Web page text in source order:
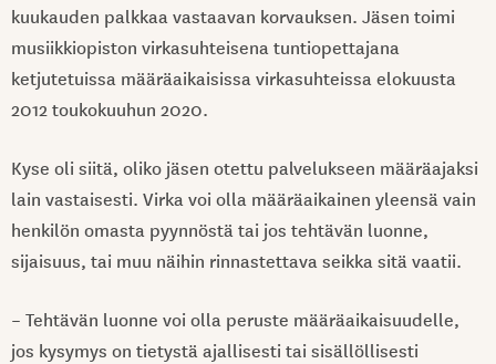
kuukauden palkkaa vastaavan korvauksen. Jäsen toimi
musiikkiopiston virkasuhteisena tuntiopettajana
ketjutetuissa määräaikaisissa virkasuhteissa elokuusta
2012 toukokuuhun 2020.
Kyse oli siitä, oliko jäsen otettu palvelukseen määräajaksi
lain vastaisesti. Virka voi olla määräaikainen yleensä vain
henkilön omasta pyynnöstä tai jos tehtävän luonne,
sijaisuus, tai muu näihin rinnastettava seikka sitä vaatii.
– Tehtävän luonne voi olla peruste määräaikaisuudelle,
jos kysymys on tietystä ajallisesti tai sisällöllisesti